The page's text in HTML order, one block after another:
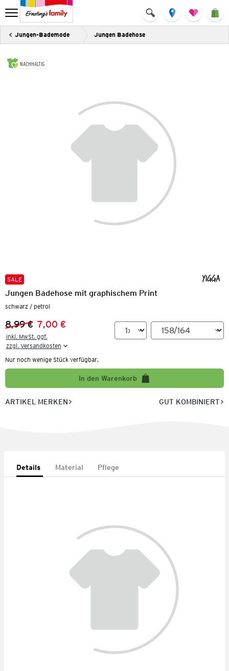
Jungen-Bademode Jungen Badehose
NACHHALTIG
SALE
Jungen Badehose mit graphischem Print
schwarz / petrol
Vorheriger Preis:
8,99 €
Neuer Preis:
7,00 €
inkl. MwSt. ggf.
zzgl. Versandkosten
Nur noch wenige Stück verfügbar.
In den Warenkorb
ARTIKEL MERKEN GUT KOMBINIERT
Details Material Pflege